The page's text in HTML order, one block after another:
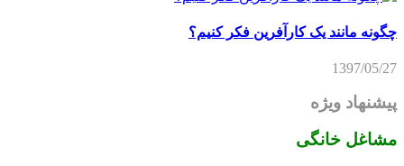
چگونه مانند یک کارآفرین فکر کنیم؟
1397/05/27
پیشنهاد ویژه
مشاغل خانگی